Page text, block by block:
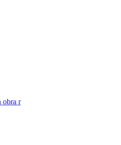
obra r